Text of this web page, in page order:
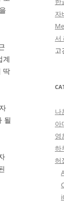
계
딱
될
자
서
고
나
아
영
하
허